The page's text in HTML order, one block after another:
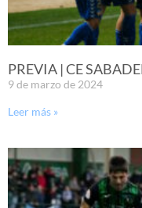
PREVIA | CE
9 de marzo de 2024
Leer más »